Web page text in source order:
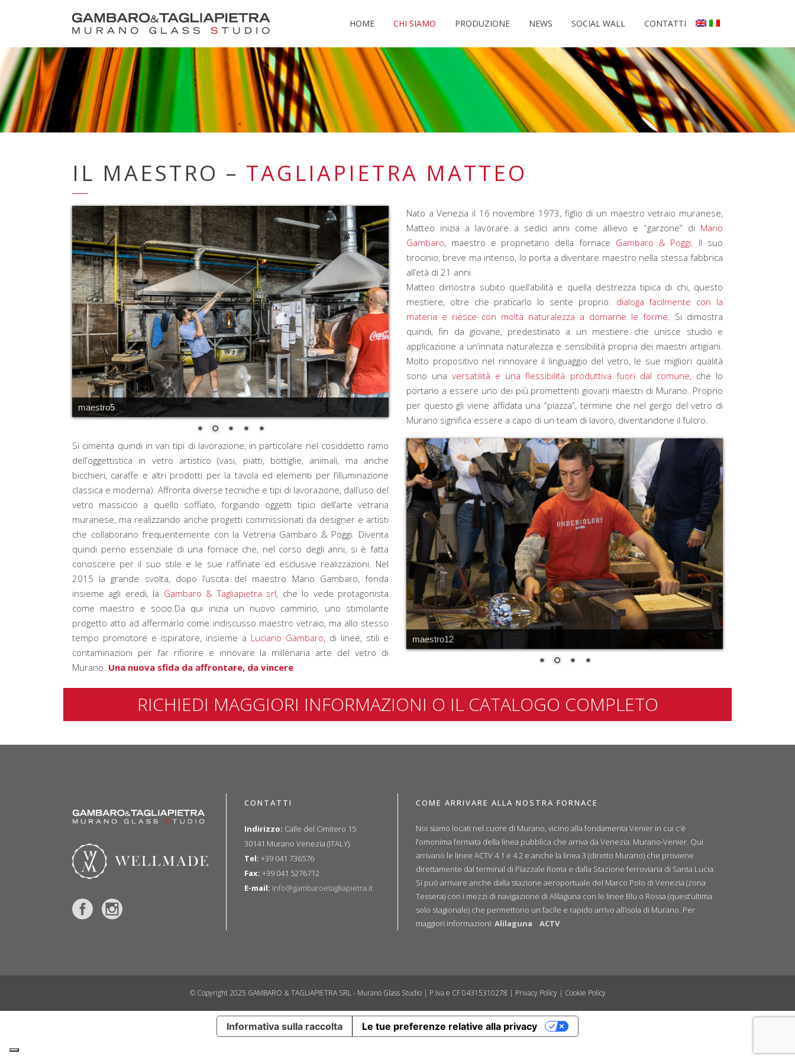
HOME CHI SIAMO PRODUZIONE NEWS SOCIAL WALL CONTATTI
IL MAESTRO – TAGLIAPIETRA MATTEO
maestro5
Nato a Venezia il 16 novembre 1973, figlio di un maestro vetraio muranese,
Matteo inizia a lavorare a sedici anni come allievo e “garzone” di Mario
Gambaro, maestro e proprietario della fornace Gambaro & Poggi. Il suo
tirocinio, breve ma intenso, lo porta a diventare maestro nella stessa fabbrica
all’età di 21 anni.
Matteo dimostra subito quell’abilità e quella destrezza tipica di chi, questo
mestiere, oltre che praticarlo lo sente proprio: dialoga facilmente con la
materia e riesce con molta naturalezza a domarne le forme. Si dimostra
quindi, fin da giovane, predestinato a un mestiere che unisce studio e
applicazione a un’innata naturalezza e sensibilità propria dei maestri artigiani.
Molto propositivo nel rinnovare il linguaggio del vetro, le sue migliori qualità
sono unaversatilità e una flessibilità produttiva fuori dal comune, che lo
portano a essere uno dei più promettenti giovani maestri di Murano. Proprio
per questo gli viene affidata una “piazza”, termine che nel gergo del vetro di
Murano significa essere a capo di un team di lavoro, diventandone il fulcro.
Si cimenta quindi in vari tipi di lavorazione, in particolare nel cosiddetto ramo
dell’oggettistica in vetro artistico (vasi, piatti, bottiglie, animali, ma anche
bicchieri, caraffe e altri prodotti per la tavola ed elementi per l’illuminazione
classica e moderna). Affronta diverse tecniche e tipi di lavorazione, dall’uso del
vetro massiccio a quello soffiato, forgiando oggetti tipici dell’arte vetraria
muranese, ma realizzando anche progetti commissionati da designer e artisti
che collaborano frequentemente con la Vetreria Gambaro & Poggi. Diventa
quindi perno essenziale di una fornace che, nel corso degli anni, si è fatta
conoscere per il suo stile e le sue raffinate ed esclusive realizzazioni. Nel
2015 la grande svolta, dopo l’uscita del maestro Mario Gambaro, fonda
insieme agli eredi, la Gambaro & Tagliapietra srl, che lo vede protagonista
come maestro e socio.Da qui inizia un nuovo cammino, uno stimolante
progetto atto ad affermarlo come indiscusso maestro vetraio, ma allo stesso
tempo promotore e ispiratore, insieme a Luciano Gambaro, di linee, stili e
contaminazioni per far rifiorire e innovare la millenaria arte del vetro di
Murano. Una nuova sfida da affrontare, da vincere
maestro12
RICHIEDI MAGGIORI INFORMAZIONI O IL CATALOGO COMPLETO
CONTATTI
Indirizzo: Calle del Cimitero 15
30141 Murano Venezia (ITALY)
Tel: +39 041 736576
Fax: +39 041 5276712
E-mail: info@gambaroetagliapietra.it
COME ARRIVARE ALLA NOSTRA FORNACE
Noi siamo locati nel cuore di Murano, vicino alla fondamenta Venier in cui c’è
l’omonima fermata della linea pubblica che arriva da Venezia: Murano-Venier. Qui
arrivano le linee ACTV 4.1 e 4.2 e anche la linea 3 (diretto Murano) che proviene
direttamente dal terminal di Piazzale Roma e dalla Stazione ferroviaria di Santa Lucia.
Si può arrivare anche dalla stazione aeroportuale del Marco Polo di Venezia (zona
Tessera) con i mezzi di navigazione di Alilaguna con le linee Blu o Rossa (quest’ultima
solo stagionale) che permettono un facile e rapido arrivo all’isola di Murano. Per
maggiori informazioni: Alilaguna ACTV
© Copyright 2025 GAMBARO & TAGLIAPIETRA SRL - Murano Glass Studio | P.Iva e CF 04315310278 | Privacy Policy| Cookie Policy
Informativa sulla raccolta Le tue preferenze relative alla privacy